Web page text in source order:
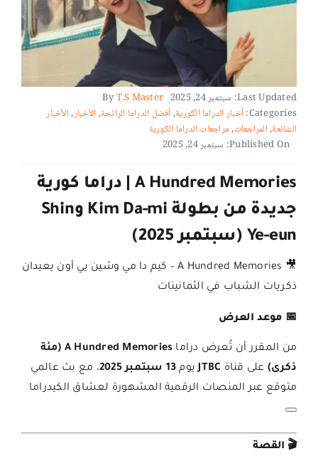
Last Updated: سبتمبر 24, 2025 ByT.S Master
Categories: أخبار الدراما الكورية,أفضل الدراما الرائجة,الأخبار,الأخبار
الشائعة,المراجعات,مراجعات الدراما الكورية
Published On: سبتمبر 24, 2025
A Hundred Memories | دراما كورية
جديدة من بطولة Kim Da-mi وShin
Ye-eun (سبتمبر 2025)
🎥 A Hundred Memories – كيم دا مي وشين يي أون يعيدان
ذكريات الشباب في الثمانينات
📅 موعد العرض
من المقرر أن تُعرض دراما
A Hundred Memories (مئة
ذكرى) على قناة JTBCيوم 13 سبتمبر 2025
، مع بث عالمي
متوقع عبر المنصات الرقمية المشهورة لعشاق الكيدراما
🎬 القصة